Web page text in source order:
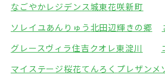
なごやかレジデンス城東花咲新町
ソレイユあんりゅう 北田辺輝きの郷
グレースヴィラ住吉クオレ東淀川
マイステージ桜花てんろく プレザンメ